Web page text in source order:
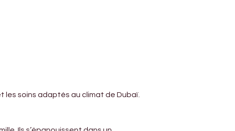
les soins adaptés au climat de Dubaï.